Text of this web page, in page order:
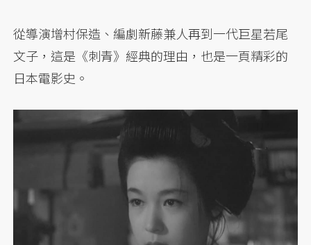
從導演增村保造、編劇新藤兼人再到一代巨星若尾
文子，這是《刺青》經典的理由，也是一頁精彩的
日本電影史。